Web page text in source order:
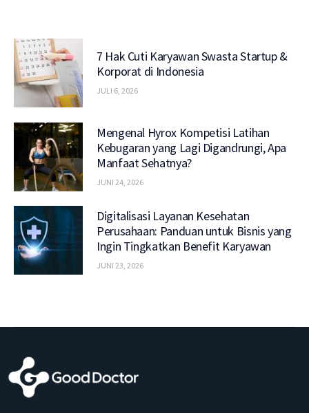
7 Hak Cuti Karyawan Swasta Startup &
Korporat di Indonesia
JULI 6, 2026
Mengenal Hyrox Kompetisi Latihan
Kebugaran yang Lagi Digandrungi, Apa
Manfaat Sehatnya?
JUNI 24, 2026
Digitalisasi Layanan Kesehatan
Perusahaan: Panduan untuk Bisnis yang
Ingin Tingkatkan Benefit Karyawan
JUNI 23, 2026